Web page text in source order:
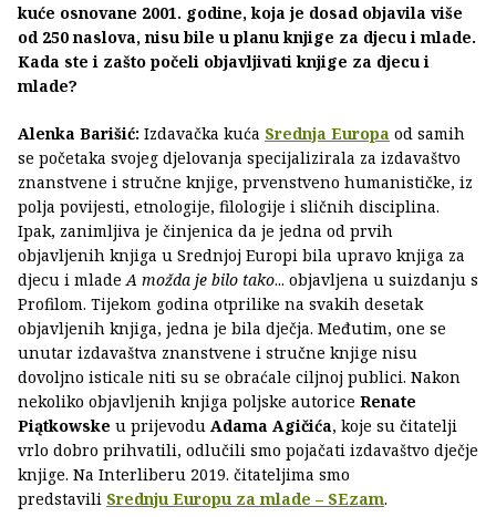
kuće osnovane 2001. godine, koja je dosad objavila više
od 250 naslova, nisu bile u planu knjige za djecu i mlade.
Kada ste i zašto počeli objavljivati knjige za djecu i
mlade?
Alenka Barišić: Izdavačka kuća Srednja Europa od samih
se početaka svojeg djelovanja specijalizirala za izdavaštvo
znanstvene i stručne knjige, prvenstveno humanističke, iz
polja povijesti, etnologije, filologije i sličnih disciplina.
Ipak, zanimljiva je činjenica da je jedna od prvih
objavljenih knjiga u Srednjoj Europi bila upravo knjiga za
djecu i mladeA možda je bilo tako... objavljena u suizdanju s
Profilom. Tijekom godina otprilike na svakih desetak
objavljenih knjiga, jedna je bila dječja. Međutim, one se
unutar izdavaštva znanstvene i stručne knjige nisu
dovoljno isticale niti su se obraćale ciljnoj publici. Nakon
nekoliko objavljenih knjiga poljske autorice Renate
Piątkowske u prijevodu Adama Agičića, koje su čitatelji
vrlo dobro prihvatili, odlučili smo pojačati izdavaštvo dječje
knjige. Na Interliberu 2019. čitateljima smo
predstavili Srednju Europu za mlade – SEzam.